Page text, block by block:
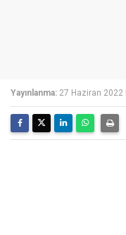
Yayınlanma: 27 Haziran